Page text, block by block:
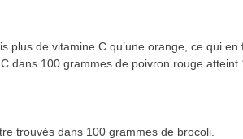
plus de vitamine C qu’une orange, ce qui
dans 100 grammes de poivron rouge atteint
trouvés dans 100 grammes de brocoli.